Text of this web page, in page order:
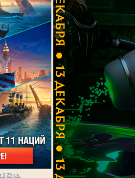
0,25 у.е.